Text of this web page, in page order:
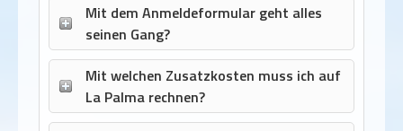
Mit dem Anmeldeformular geht alles
seinen Gang?
Mit welchen Zusatzkosten muss ich auf
La Palma rechnen?